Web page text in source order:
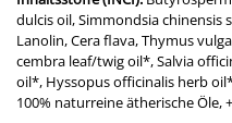
dulcis oil, Simmondsia
Lanolin, Cera flava, Thymus
cembra leaf/twig oil*, Salvia
oil*, Hyssopus officinalis herb
100% naturreine ätherische